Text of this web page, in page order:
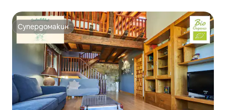
Супердомакин
Супердомакин